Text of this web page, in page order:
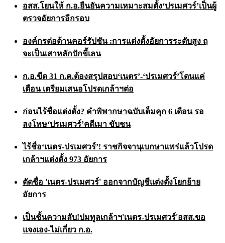
อสส.โยนให้ ก.อ.ยืนยันความเหมาะสมตั้ง‘ปรเมศวร์’เป็นผู้
ตรวจอัยการอีกรอบ
องค์กรต่อต้านคอร์รัปชัน :การแต่งตั้งอัยการระดับสูง ฤ
จะเป็นเสาหลักปักขี้เลน
ก.อ.ขีด 31 ก.ค.ต้องสรุปสอบ‘เนตร’-‘ปรเมศวร์’โดนแค่
เตือน เตรียมเสนอโปรดเกล้าฯต่อ
ก่อนไร้ชื่อแต่งตั้ง? คำพิพากษาฉบับเต็มคุก 6 เดือน รอ
ลงโทษ‘ปรเมศวร์’คดีเมา ขับชน
ไร้ชื่อ‘เนตร-ปรเมศวร์’! ราชกิจจานุเบกษาแพร่แล้วโปรด
เกล้าฯแต่งตั้ง 973 อัยการ
ตัดชื่อ 'เนตร-ปรเมศวร์' ออกจากบัญชีแต่งตั้งโยกย้าย
อัยการ
เป็นชั้นความลับ!ปมทูลเกล้าฯ'เนตร-ปรเมศวร์'อสส.ขอ
แจงเอง-ไม่เกี่ยว ก.อ.